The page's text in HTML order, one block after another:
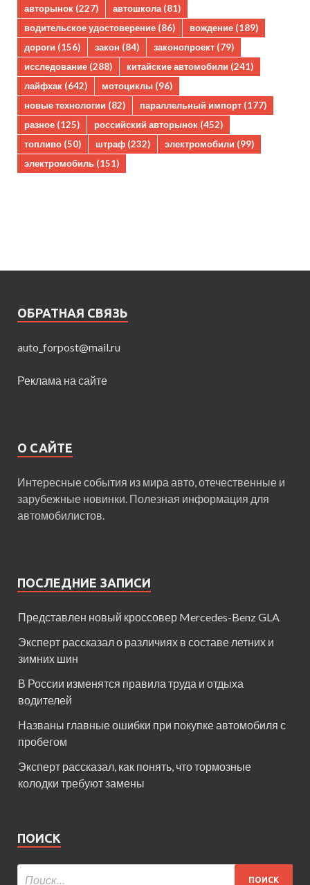
авторынок (227) автошкола(81)
водительское удостоверение (86) вождение (189)
дороги (156) закон (84) законопроект (79)
исследование (288) китайские автомобили (241)
лайфхак (642) мотоциклы (96)
новые технологии (82) параллельный импорт (177)
разное (125) российский авторынок (452)
топливо (50) штраф (232) электромобили (99)
электромобиль (151)
ОБРАТНАЯ СВЯЗЬ
auto_forpost@mail.ru
Реклама на сайте
О САЙТЕ
Интересные события из мира авто, отечественные и
зарубежные новинки. Полезная информация для
автомобилистов.
ПОСЛЕДНИЕ ЗАПИСИ
Представлен новый кроссовер Mercedes-Benz GLA
Эксперт рассказал о различиях в составе летних и
зимних шин
В России изменятся правила труда и отдыха
водителей
Названы главные ошибки при покупке автомобиля с
пробегом
Эксперт рассказал, как понять, что тормозные
колодки требуют замены
ПОИСК